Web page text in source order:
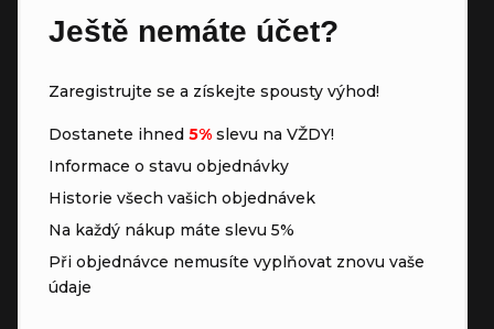
Ještě nemáte účet?
Zaregistrujte se a získejte spousty výhod!
Dostanete ihned 5% slevu na VŽDY!
Informace o stavu objednávky
Historie všech vašich objednávek
Na každý nákup máte slevu 5%
Při objednávce nemusíte vyplňovat znovu vaše
údaje